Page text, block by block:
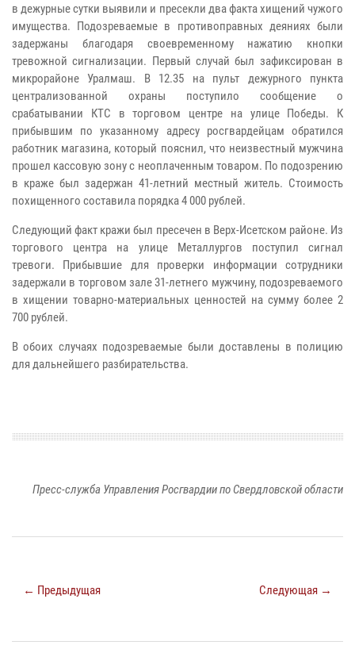
в дежурные сутки выявили и пресекли два факта хищений чужого
имущества. Подозреваемые в противоправных деяниях были
задержаны благодаря своевременному нажатию кнопки
тревожной сигнализации. Первый случай был зафиксирован в
микрорайоне Уралмаш. В 12.35 на пульт дежурного пункта
централизованной охраны поступило сообщение о
срабатывании КТС в торговом центре на улице Победы. К
прибывшим по указанному адресу росгвардейцам обратился
работник магазина, который пояснил, что неизвестный мужчина
прошел кассовую зону с неоплаченным товаром. По подозрению
в краже был задержан 41-летний местный житель. Стоимость
похищенного составила порядка 4 000 рублей.
Следующий факт кражи был пресечен в Верх-Исетском районе. Из
торгового центра на улице Металлургов поступил сигнал
тревоги. Прибывшие для проверки информации сотрудники
задержали в торговом зале 31-летнего мужчину, подозреваемого
в хищении товарно-материальных ценностей на сумму более 2
700 рублей.
В обоих случаях подозреваемые были доставлены в полицию
для дальнейшего разбирательства.
Пресс-служба Управления Росгвардии по Свердловской области
← Предыдущая Следующая →